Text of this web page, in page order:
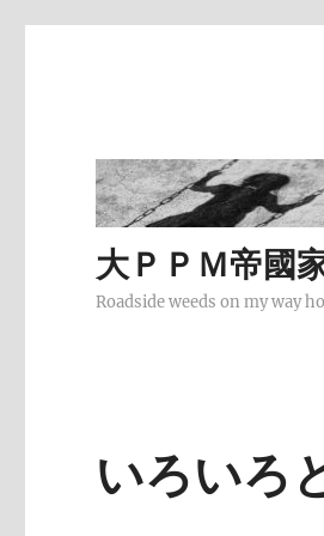
大ＰＰＭ帝國
Roadside weeds on my way
いろいろ